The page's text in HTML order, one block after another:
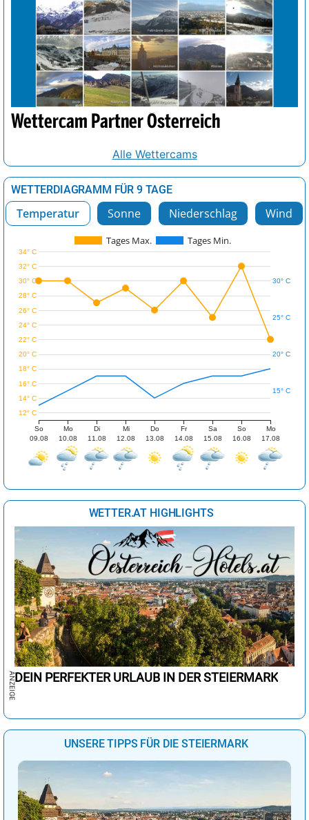
Wettercam Partner Österreich
Alle Wettercams
WETTERDIAGRAMM FÜR 9 TAGE
Temperatur Sonne Niederschlag Wind
Tages Max. Tages Min.
So
09.08
Mo
10.08
Di
11.08
Mi
12.08
Do
13.08
Fr
14.08
Sa
15.08
So
16.08
Mo
17.08
12° C
14° C
16° C
18° C
20° C
22° C
24° C
26° C
28° C
30° C
32° C
34° C
15° C
20° C
25° C
30° C
WETTER.AT HIGHLIGHTS
DEIN PERFEKTER URLAUB IN DER STEIERMARK
UNSERE TIPPS FÜR DIE STEIERMARK